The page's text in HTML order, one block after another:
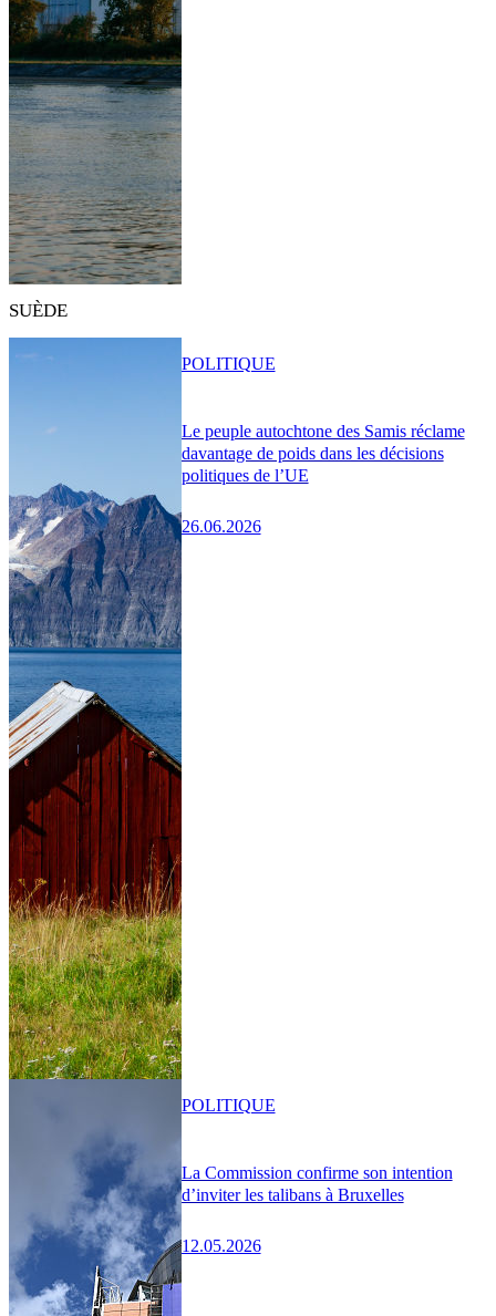
SUÈDE
Le peuple autochtone des Samis réclame
davantage de poids dans les décisions
politiques de l’UE
26.06.2026
POLITIQUE
La Commission confirme son intention
d’inviter les talibans à Bruxelles
12.05.2026
POLITIQUE